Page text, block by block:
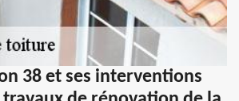
38 et ses interventions